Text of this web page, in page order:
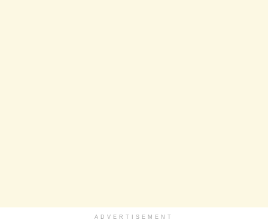
ADVERTISEMENT